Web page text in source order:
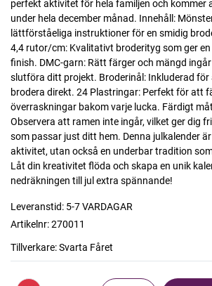
perfekt aktivitet för hela familjen och kommer
under hela december månad. Innehåll:
lättförståeliga instruktioner för en smidig
4,4 rutor/cm: Kvalitativt broderityg som ger
finish. DMC-garn: Rätt färger och mängd
slutföra ditt projekt. Broderinål: Inkluderad för
brodera direkt. 24 Plastringar: Perfekt för att
överraskningar bakom varje lucka. Färdigt
Observera att ramen inte ingår, vilket ger dig
som passar just ditt hem. Denna julkalender
aktivitet, utan också en underbar tradition
Låt din kreativitet flöda och skapa en unik
nedräkningen till jul extra spännande!
Leveranstid: 5-7 VARDAGAR
Artikelnr:270011
Tillverkare:Svarta Fåret